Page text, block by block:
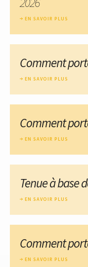
EN SAVOIR PLUS
Comment
EN SAVOIR PLUS
Comment
EN SAVOIR PLUS
Tenue à base
EN SAVOIR PLUS
Comment
EN SAVOIR PLUS